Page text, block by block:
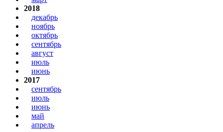
2018
декабрь
ноябрь
октябрь
сентябрь
август
июль
июнь
2017
сентябрь
июль
июнь
май
апрель